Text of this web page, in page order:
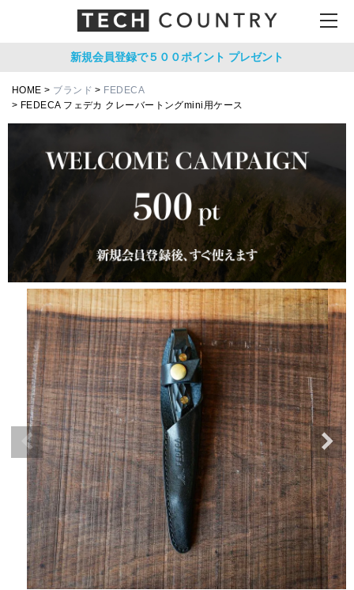
新規会員登録で５００ポイント プレゼント
HOME ブランド
FEDECA
FEDECA フェデカ クレーバートングmini用ケース